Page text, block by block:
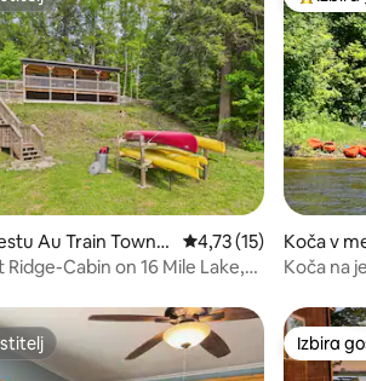
Au Train Towns
Povprečna ocena:
4,73 (15)
Cabin on 16 Mile Lake,
Najbolj
Koča v
Koča na
Izbira
Izbira